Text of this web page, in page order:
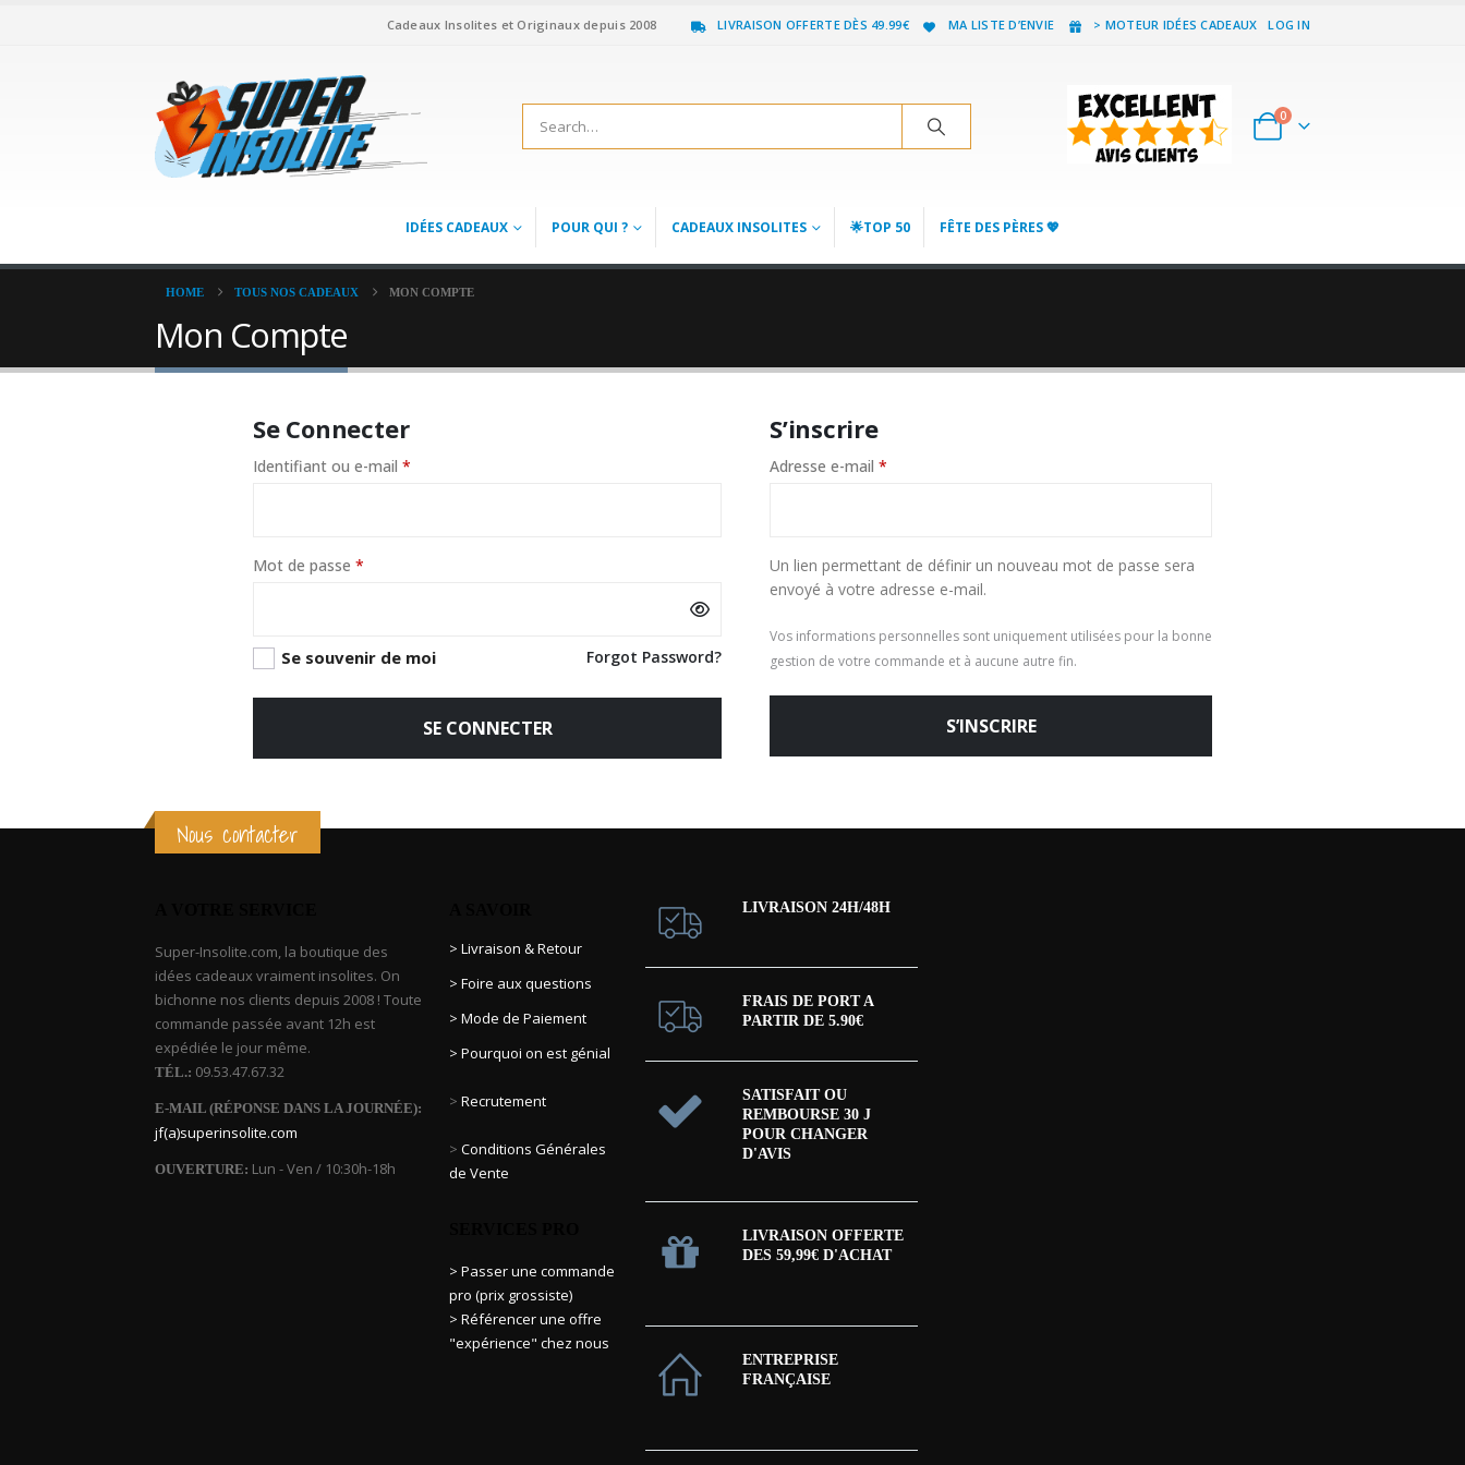
Cadeaux Insolites et Originaux depuis 2008 LIVRAISON OFFERTE DÈS 49.99€ MA LISTE D’ENVIE > MOTEUR IDÉES CADEAUX LOG IN
0
IDÉES CADEAUX POUR QUI ? CADEAUX INSOLITES 🌟TOP 50 FÊTE DES PÈRES 💖
HOME TOUS NOS CADEAUX MON COMPTE
Mon Compte
Se Connecter
Identifiant ou e-mail *
Mot de passe *
Se souvenir de moi Forgot Password?
SE CONNECTER
S’inscrire
Adresse e-mail *
Un lien permettant de définir un nouveau mot de passe sera
envoyé à votre adresse e-mail.
Vos informations personnelles sont uniquement utilisées pour la bonne
gestion de votre commande et à aucune autre fin.
S’INSCRIRE
Nous contacter
Super-Insolite.com, la boutique des
idées cadeaux vraiment insolites. On
bichonne nos clients depuis 2008 ! Toute
commande passée avant 12h est
expédiée le jour même.
TÉL.: 09.53.47.67.32
E-MAIL (RÉPONSE DANS LA JOURNÉE):
jf(a)superinsolite.com
OUVERTURE: Lun - Ven / 10:30h-18h
> Livraison & Retour
> Foire aux questions
> Mode de Paiement
> Pourquoi on est génial
> Recrutement
> Conditions Générales
de Vente
> Passer une commande
pro (prix grossiste)
> Référencer une offre
"expérience" chez nous
LIVRAISON 24H/48H
FRAIS DE PORT A
PARTIR DE 5.90€
SATISFAIT OU
REMBOURSE 30 J
POUR CHANGER
D'AVIS
LIVRAISON OFFERTE
DES 59,99€ D'ACHAT
ENTREPRISE
FRANÇAISE